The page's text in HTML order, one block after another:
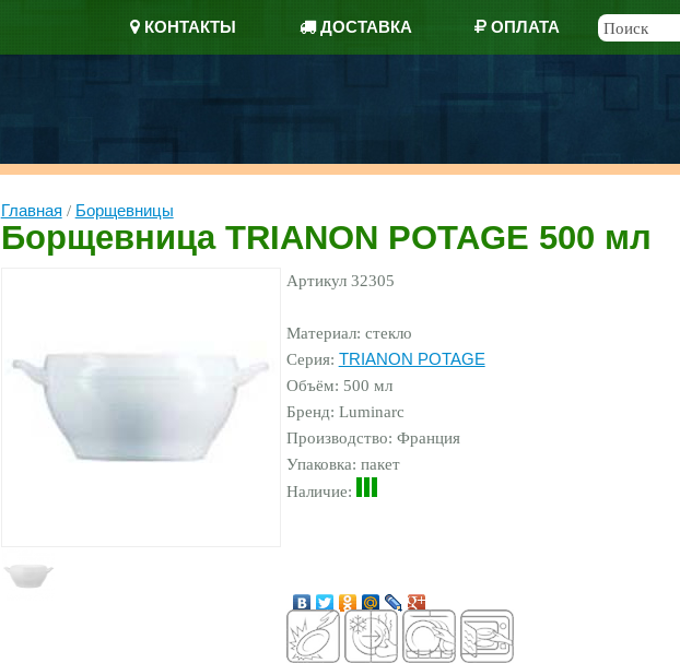
КОНТАКТЫ ДОСТАВКА ОПЛАТА
Главная / Борщевницы
Борщевница TRIANON POTAGE 500 мл
Артикул 32305
Материал: стекло
Серия: TRIANON POTAGE
Объём: 500 мл
Бренд: Luminarc
Производство: Франция
Упаковка: пакет
Наличие: